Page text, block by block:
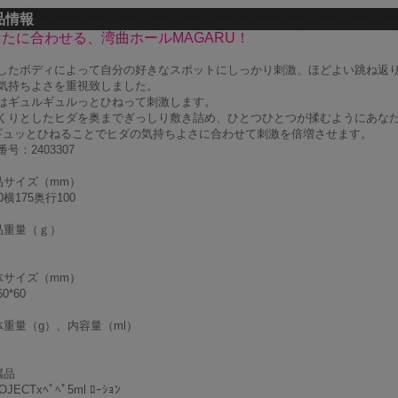
情報
に合わせる、湾曲ホールMAGARU！
たボディによって自分の好きなスポットにしっかり刺激、ほどよい跳ね返
持ちよさを重視致しました。
ギュルギュルっとひねって刺激します。
りとしたヒダを奥までぎっしり敷き詰め、ひとつひとつが揉むようにあな
ッとひねることでヒダの気持ちよさに合わせて刺激を倍増させます。
号：2403307
イズ（mm）
横175奥行100
量（ｇ）
イズ（mm）
量（g）、内容量（ml）
品
ﾍﾟﾍﾟ5ml ﾛｰｼｮﾝ